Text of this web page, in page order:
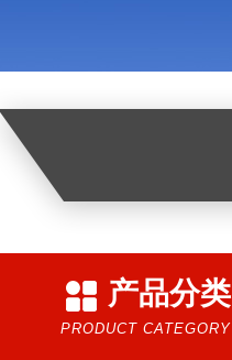
产品分类
PRODUCT CATEGORY